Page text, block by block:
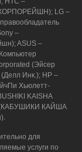
КОРПОРЕЙШН); LG –
–
ASUS –
(Эйсер
Инк.); HP –
Хьюлетт-
KAISHA
(КАБУШИКИ КАЙША
для
услуги по